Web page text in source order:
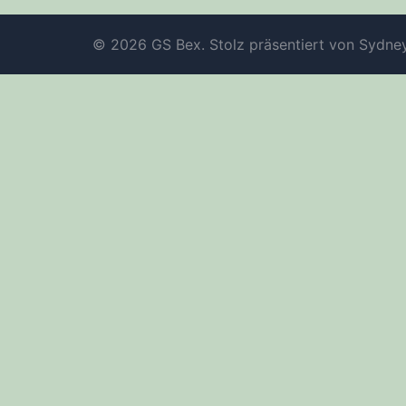
© 2026 GS Bex. Stolz präsentiert von